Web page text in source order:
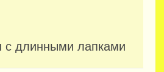
с длинными лапками